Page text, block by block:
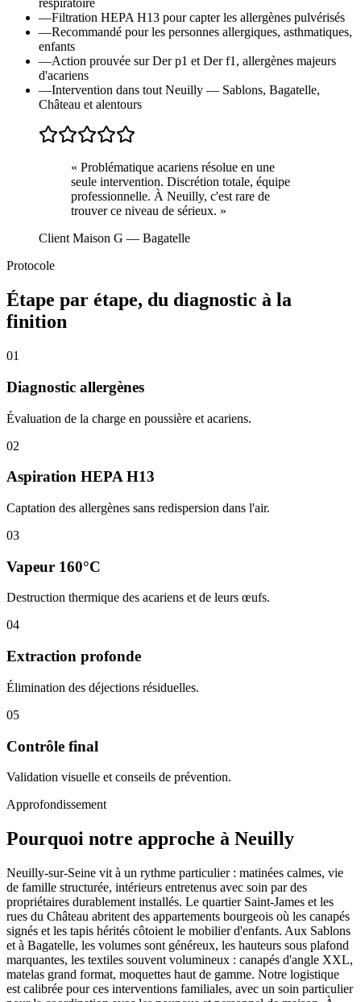
respiratoire
—Filtration HEPA H13 pour capter les allergènes pulvérisés
—Recommandé pour les personnes allergiques, asthmatiques,
enfants
—Action prouvée sur Der p1 et Der f1, allergènes majeurs
d'acariens
—Intervention dans tout Neuilly — Sablons, Bagatelle,
Château et alentours
« Problématique acariens résolue en une
seule intervention. Discrétion totale, équipe
professionnelle. À Neuilly, c'est rare de
trouver ce niveau de sérieux. »
Client Maison G — Bagatelle
Protocole
Étape par étape, du diagnostic à la
finition
01
Diagnostic allergènes
Évaluation de la charge en poussière et acariens.
02
Aspiration HEPA H13
Captation des allergènes sans redispersion dans l'air.
03
Vapeur 160°C
Destruction thermique des acariens et de leurs œufs.
04
Extraction profonde
Élimination des déjections résiduelles.
05
Contrôle final
Validation visuelle et conseils de prévention.
Approfondissement
Pourquoi notre approche à Neuilly
Neuilly-sur-Seine vit à un rythme particulier : matinées calmes, vie
de famille structurée, intérieurs entretenus avec soin par des
propriétaires durablement installés. Le quartier Saint-James et les
rues du Château abritent des appartements bourgeois où les canapés
signés et les tapis hérités côtoient le mobilier d'enfants. Aux Sablons
et à Bagatelle, les volumes sont généreux, les hauteurs sous plafond
marquantes, les textiles souvent volumineux : canapés d'angle XXL,
matelas grand format, moquettes haut de gamme. Notre logistique
est calibrée pour ces interventions familiales, avec un soin particulier